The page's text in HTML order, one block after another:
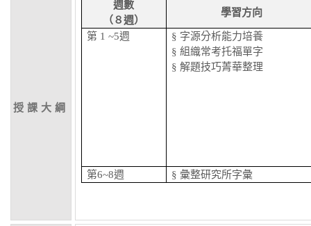
授課大綱
週數
（８週）
學習方向
第 1 ~5週
§ 字源分析能力培養
§ 組織常考托福單字
§ 解題技巧菁華整理
第6~8週 § 彙整研究所字彙